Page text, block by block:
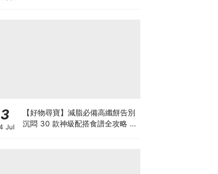
3
Jul
【好物尋寶】減脂必備高纖餅告別
沉悶 30 款神級配搭食譜全攻略 日